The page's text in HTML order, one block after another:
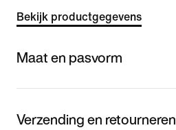
Bekijk productgegevens
Maat en pasvorm
Verzending en retourneren